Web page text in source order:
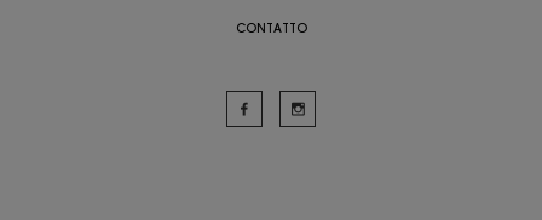
CONTATTO